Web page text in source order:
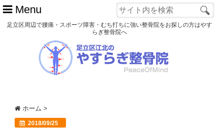
Menu
スポーツ障害
足立区周辺で腰痛・スポーツ障害・むち打ちに強い整骨院をお探しの方はやす
らぎ整骨院へ
ホーム >
2018/09/25